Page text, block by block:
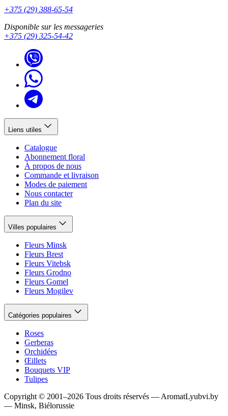
+375 (29) 388-65-54
Disponible sur les messageries
+375 (29) 325-54-42
Liens utiles
Catalogue
Abonnement floral
À propos de nous
Commande et livraison
Modes de paiement
Nous contacter
Plan du site
Villes populaires
Fleurs Minsk
Fleurs Brest
Fleurs Vitebsk
Fleurs Grodno
Fleurs Gomel
Fleurs Mogilev
Catégories populaires
Roses
Gerberas
Orchidées
Œillets
Bouquets VIP
Tulipes
Copyright © 2001–2026 Tous droits réservés — AromatLyubvi.by
— Minsk, Biélorussie